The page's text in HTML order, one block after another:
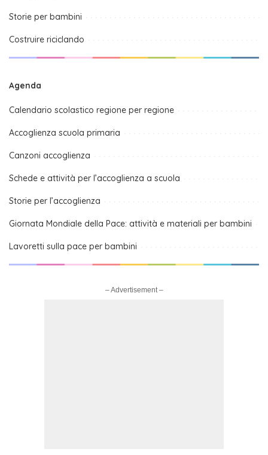
Storie per bambini
Costruire riciclando
Agenda
Calendario scolastico regione per regione
Accoglienza scuola primaria
Canzoni accoglienza
Schede e attività per l’accoglienza a scuola
Storie per l’accoglienza
Giornata Mondiale della Pace: attività e materiali per bambini
Lavoretti sulla pace per bambini
– Advertisement –